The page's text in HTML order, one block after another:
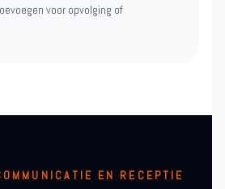
voor opvolging of
EN RECEPTIE